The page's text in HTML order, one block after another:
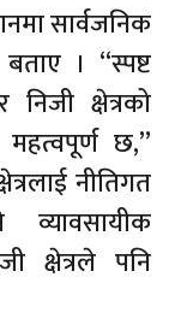
सार्वजनिक
। “स्पष्ट
निजी क्षेत्रको
छ,”
नीतिगत
क्षेत्रले पनि